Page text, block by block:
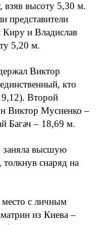
взяв высоту 5,30 м.
представители
Киру и Владислав
5,20 м.
Виктор
кто
Второй
Виктор Мусиенко –
Багач – 18,69 м.
высшую
толкнув снаряд на
с личным
из Киева –